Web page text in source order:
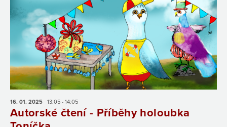
16. 01. 2025 13:05 - 14:05
Autorské čtení - Příběhy holoubka